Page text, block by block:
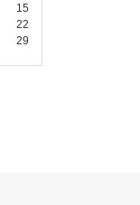
15
22
29